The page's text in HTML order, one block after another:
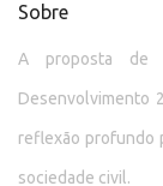
Sobre
A proposta de
Desenvolvimento
reflexão profundo
sociedade civil.